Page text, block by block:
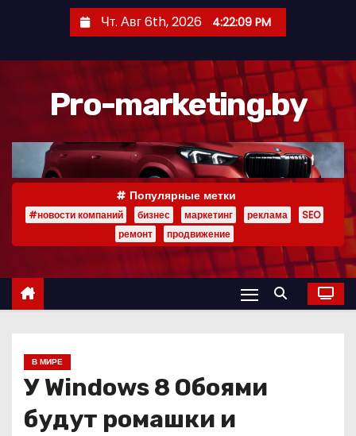
р
Чт. Авг 6th, 2026 4:22:10 PM
Pro-marketing.by
Популярные метки
#новости компаний бизнес маркетинг реклама
SEO
ремонт
продвижение
В МИРЕ
У Windows 8 Обоями
будут ромашки и